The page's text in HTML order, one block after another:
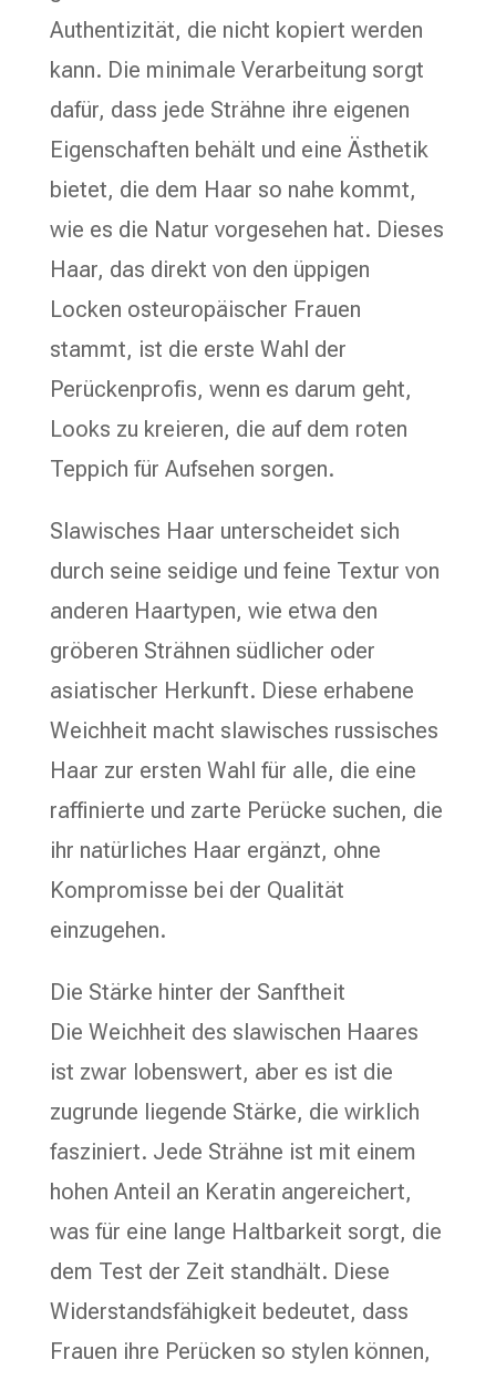
Authentizität, die nicht kopiert werden
kann. Die minimale Verarbeitung sorgt
dafür, dass jede Strähne ihre eigenen
Eigenschaften behält und eine Ästhetik
bietet, die dem Haar so nahe kommt,
wie es die Natur vorgesehen hat. Dieses
Haar, das direkt von den üppigen
Locken osteuropäischer Frauen
stammt, ist die erste Wahl der
Perückenprofis, wenn es darum geht,
Looks zu kreieren, die auf dem roten
Teppich für Aufsehen sorgen.
Slawisches Haar unterscheidet sich
durch seine seidige und feine Textur von
anderen Haartypen, wie etwa den
gröberen Strähnen südlicher oder
asiatischer Herkunft. Diese erhabene
Weichheit macht slawisches russisches
Haar zur ersten Wahl für alle, die eine
raffinierte und zarte Perücke suchen, die
ihr natürliches Haar ergänzt, ohne
Kompromisse bei der Qualität
einzugehen.
Die Stärke hinter der Sanftheit
Die Weichheit des slawischen Haares
ist zwar lobenswert, aber es ist die
zugrunde liegende Stärke, die wirklich
fasziniert. Jede Strähne ist mit einem
hohen Anteil an Keratin angereichert,
was für eine lange Haltbarkeit sorgt, die
dem Test der Zeit standhält. Diese
Widerstandsfähigkeit bedeutet, dass
Frauen ihre Perücken so stylen können,